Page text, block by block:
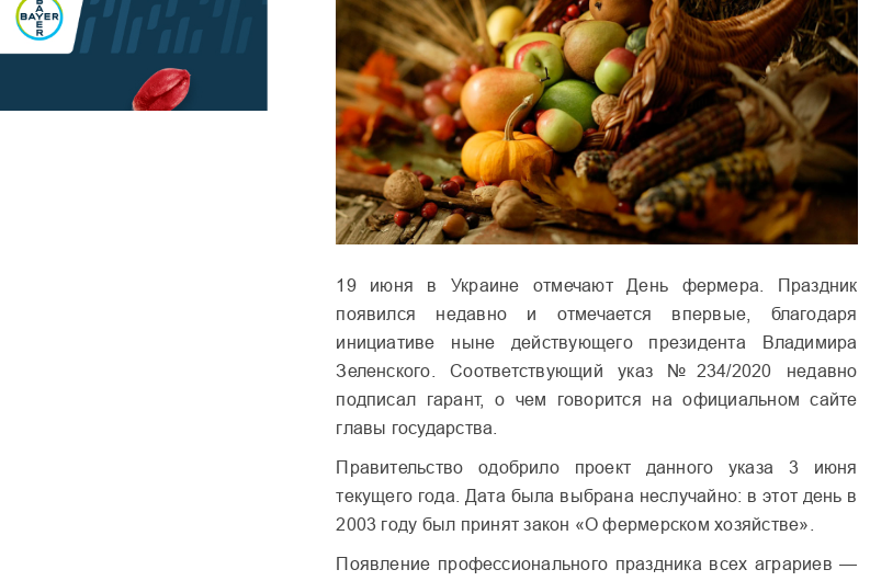
19 июня в Украине отмечают День фермера. Праздник
появился недавно и отмечается впервые, благодаря
инициативе ныне действующего президента Владимира
Зеленского. Соответствующий указ №234/2020 недавно
подписал гарант, о чем говорится на официальном сайте
главы государства.
Правительство одобрило проект данного указа 3 июня
текущего года. Дата была выбрана неслучайно: в этот день в
2003 году был принят закон «О фермерском хозяйстве».
Появление профессионального праздника всех аграриев —